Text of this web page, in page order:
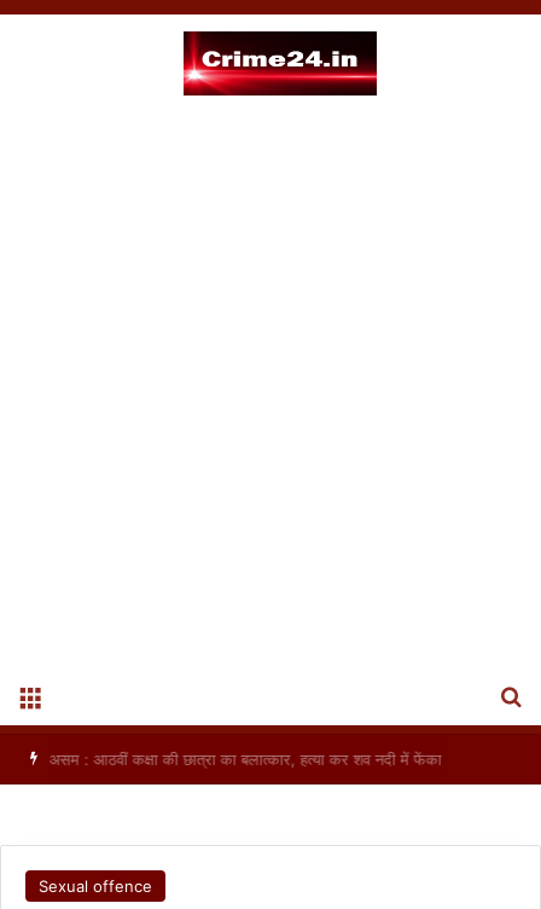
असम : आठवीं कक्षा की छात्रा का बलात्कार, हत्या कर शव नदी में फेंका
Sexual offence